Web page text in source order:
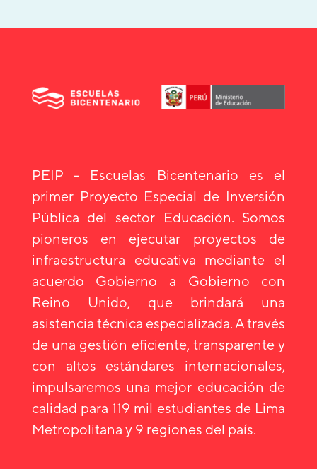
PEIP - Escuelas Bicentenario es el
primer Proyecto Especial de Inversión
Pública del sector Educación. Somos
pioneros en ejecutar proyectos de
infraestructura educativa mediante el
acuerdo Gobierno a Gobierno con
Reino Unido, que brindará una
asistencia técnica especializada. A través
de una gestión eficiente, transparente y
con altos estándares internacionales,
impulsaremos una mejor educación de
calidad para 119 mil estudiantes de Lima
Metropolitana y 9 regiones del país.